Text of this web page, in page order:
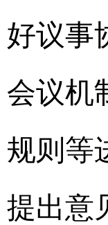
好议事
会议机
规则等
提出意